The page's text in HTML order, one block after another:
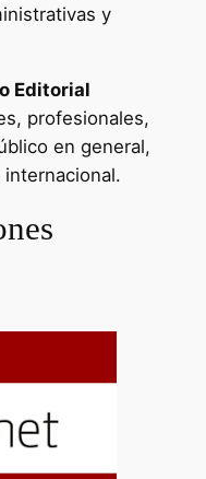
y
Editorial
profesionales,
en general,